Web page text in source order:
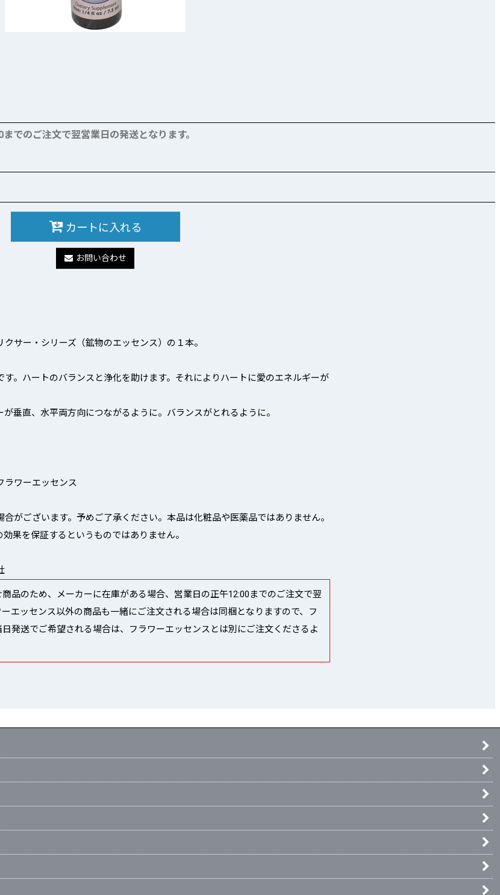
でのご注文で翌営業日の発送となります。
カートに入れる
お問い合わせ
サー・シリーズ（鉱物のエッセンス）の１本。
。ハートのバランスと浄化を助けます。それによりハートに愛のエネルギーが
垂直、水平両方向につながるように。バランスがとれるように。
ラワーエッセンス
がございます。予めご了承ください。本品は化粧品や医薬品ではありません。
果を保証するというものではありません。
品のため、メーカーに在庫がある場合、営業日の正午12:00までのご注文で翌
エッセンス以外の商品も一緒にご注文される場合は同梱となりますので、フ
発送でご希望される場合は、フラワーエッセンスとは別にご注文くださるよ